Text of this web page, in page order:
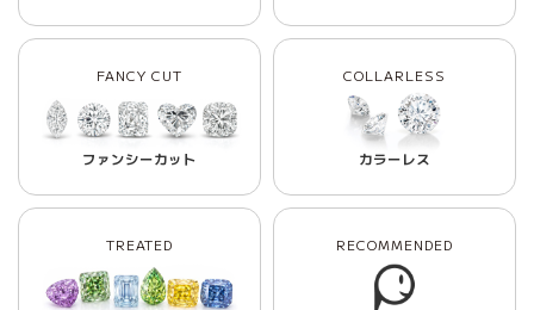
FANCY CUT
ファンシーカット
COLLARLESS
カラーレス
TREATED RECOMMENDED